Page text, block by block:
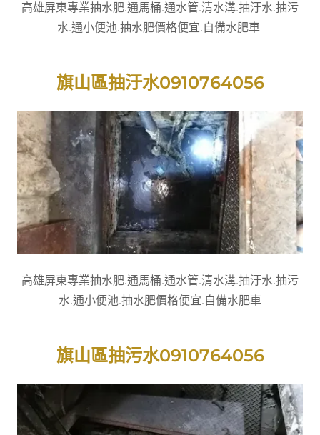
高雄屏東專業抽水肥.通馬桶.通水管.清水溝.抽汙水.抽污
水.通小便池.抽水肥價格便宜.自備水肥車
旗山區抽汙水0910764056
高雄屏東專業抽水肥.通馬桶.通水管.清水溝.抽汙水.抽污
水.通小便池.抽水肥價格便宜.自備水肥車
旗山區抽污水0910764056